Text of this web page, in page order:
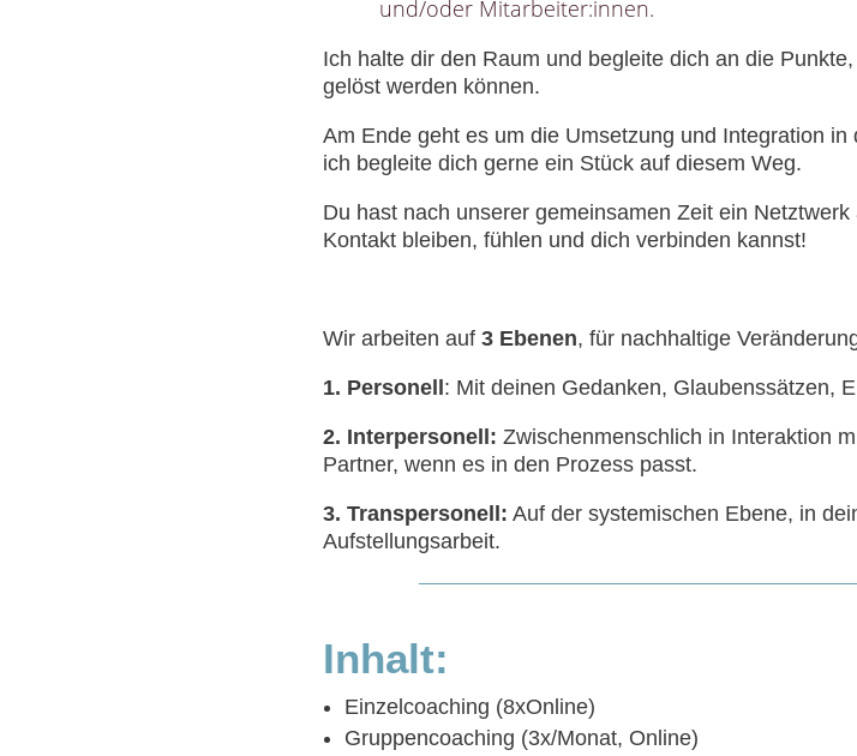
und/oder Mitarbeiter:innen.
Ich halte dir den Raum und begleite dich an die
gelöst werden können.
Am Ende geht es um die Umsetzung und Integration
ich begleite dich gerne ein Stück auf diesem Weg.
Du hast nach unserer gemeinsamen Zeit ein
Kontakt bleiben, fühlen und dich verbinden kannst!
Wir arbeiten auf 3 Ebenen, für nachhaltige
1. Personell : Mit deinen Gedanken, Glaubenssätzen,
2. Interpersonell: Zwischenmenschlich in Interaktion
Partner, wenn es in den Prozess passt.
3. Transpersonell: Auf der systemischen Ebene, in
Aufstellungsarbeit.
Inhalt:
Einzelcoaching (8xOnline)
Gruppencoaching (3x/Monat, Online)